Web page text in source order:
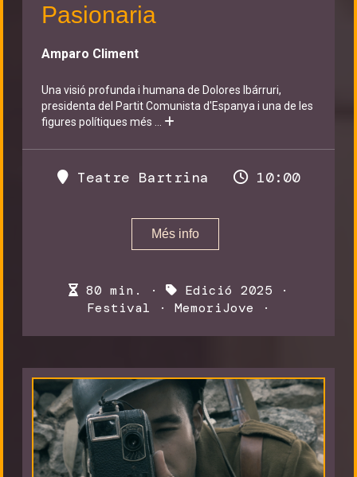
Pasionaria
Amparo Climent
Una visió profunda i humana de Dolores Ibárruri,
presidenta del Partit Comunista d'Espanya i una de les
figures polítiques més
Teatre Bartrina 10:00
Més info
80 min. · Edició 2025 ·
Festival · MemoriJove ·